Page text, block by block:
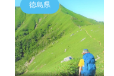
徳島県